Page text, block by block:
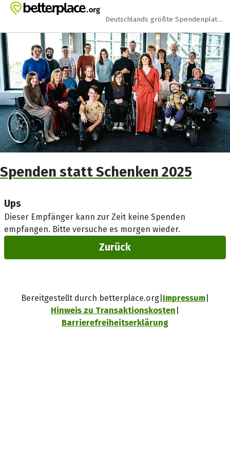
Zum Hauptinhalt springen
Erklärung zur Barrierefreiheit anzeigen
Deutschlands größte Spendenplattform
Spenden statt Schenken 2025
Ups
Dieser Empfänger kann zur Zeit keine Spenden
empfangen. Bitte versuche es morgen wieder.
Zurück
Bereitgestellt durch betterplace.org Impressum
Hinweis zu Transaktionskosten
Barrierefreiheitserklärung